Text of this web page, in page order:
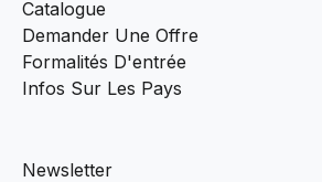
Catalogue
Demander Une Offre
Formalités D'entrée
Infos Sur Les Pays
Newsletter